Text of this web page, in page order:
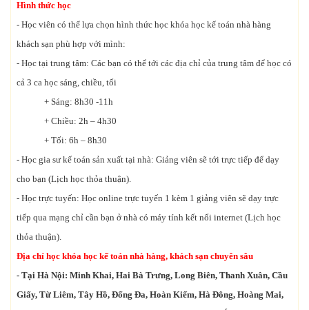
Hình thức học
- Học viên có thể lựa chọn hình thức học khóa học kế toán nhà hàng
khách sạn phù hợp với mình:
- Học tại trung tâm: Các bạn có thể tới các địa chỉ của trung tâm để học có
cả 3 ca học sáng, chiều, tối
+ Sáng: 8h30 -11h
+ Chiều: 2h – 4h30
+ Tối: 6h – 8h30
- Học gia sư kế toán sản xuất tại nhà: Giảng viên sẽ tới trực tiếp để dạy
cho bạn (Lịch học thỏa thuận).
- Học trực tuyến: Học online trực tuyến 1 kèm 1 giảng viên sẽ dạy trực
tiếp qua mạng chỉ cần bạn ở nhà có máy tính kết nối internet (Lịch học
thỏa thuận).
Địa chỉ học khóa học kế toán nhà hàng, khách sạn chuyên sâu
- Tại Hà Nội: Minh Khai, Hai Bà Trưng, Long Biên, Thanh Xuân, Cầu
Giấy, Từ Liêm, Tây Hồ, Đống Đa, Hoàn Kiếm, Hà Đông, Hoàng Mai,